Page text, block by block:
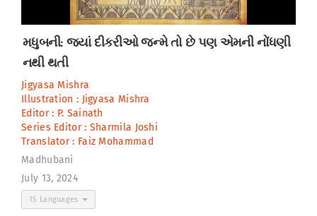
મધુબની: જ્યાં દીકરીઓ જન્મે તો છે પણ એમની નોંધણી
નથી થતી
Jigyasa Mishra
Illustration : Jigyasa Mishra
Editor : P. Sainath
Series Editor : Sharmila Joshi
Translator : Faiz Mohammad
Madhubani
July 13, 2024
15 Languages